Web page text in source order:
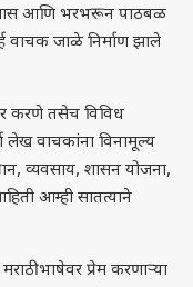
आणि भरभरून पाठबळ
जाळे निर्माण झाले
करणे तसेच विविध
लेख वाचकांना विनामूल्य
व्यवसाय, शासन योजना,
आम्ही सातत्याने
भाषेवर प्रेम करणाऱ्या